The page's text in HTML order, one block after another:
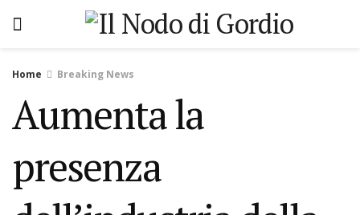
Home Breaking News
Aumenta la
presenza